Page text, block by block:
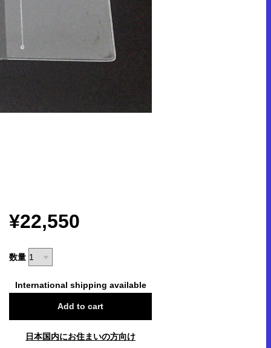
¥22,550
数量
International shipping available
Add to cart
日本国内にお住まいの方向け